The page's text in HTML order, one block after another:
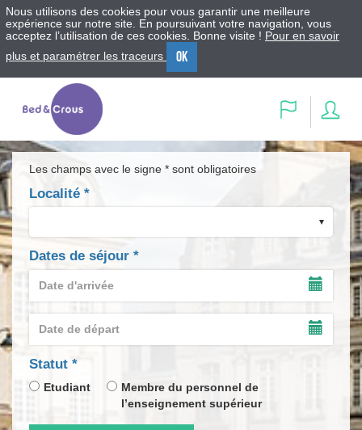
Nous utilisons des cookies pour vous garantir une meilleure
expérience sur notre site. En poursuivant votre navigation, vous
acceptez l’utilisation de ces cookies. Bonne visite ! Pour en savoir
plus et paramétrer les traceurs
OK
Langue
Les champs avec le signe * sont obligatoires
Localité *
Dates de séjour *
d'arrivée
LE
DE
SAISIE
DATE
de
*
SAISIE
Statut *champ
obligatoire
Etudiant
Membre du personnel de
l’enseignement supérieur